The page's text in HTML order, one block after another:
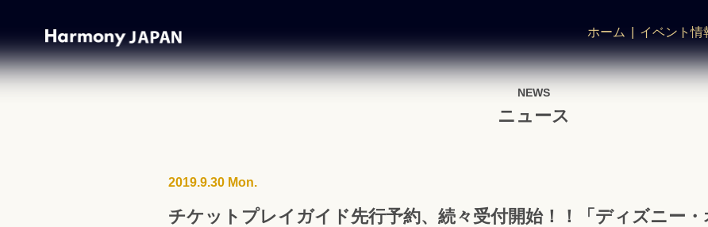
ホーム イベント情
NEWS
ニュース
2019.9.30 Mon.
チケットプレイガイド先行予約、続々受付開始！！「ディズニー